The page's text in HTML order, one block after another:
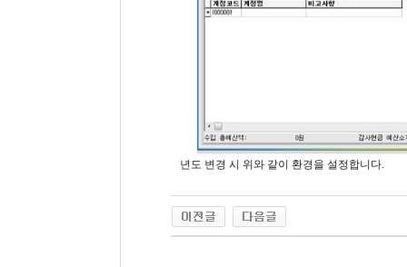
년도 변경 시 위와 같이 환경을 설정합니다.